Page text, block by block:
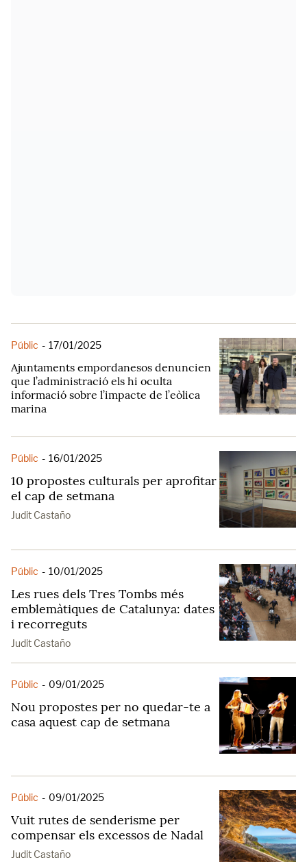
Públic - 17/01/2025
Ajuntaments empordanesos denuncien
que l’administració els hi oculta
informació sobre l’impacte de l’eòlica
marina
Públic - 16/01/2025
10 propostes culturals per aprofitar
el cap de setmana
Judit Castaño
Públic - 10/01/2025
Les rues dels Tres Tombs més
emblemàtiques de Catalunya: dates
i recorreguts
Judit Castaño
Públic - 09/01/2025
Nou propostes per no quedar-te a
casa aquest cap de setmana
Públic - 09/01/2025
Vuit rutes de senderisme per
compensar els excessos de Nadal
Judit Castaño